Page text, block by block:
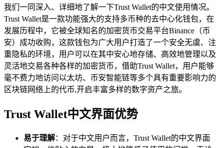
我们一同深入、详细地了解一下Trust Wallet的中文使用情况。
Trust Wallet是一款功能强大的支持多币种的去中心化钱包，在
发展历程中，它被全球知名的加密货币交易平台Binance（币
安）成功收购，这款钱包为广大用户打造了一个安全无虞、注
重隐私的环境，用户可以在其中安心地存储、高效地管理以及
灵活地交易各种各样的加密货币，借助Trust Wallet，用户能够
毫不费力地访问以太坊、币安智能链等多个具有重要影响力的
区块链网络上的代币,开启丰富多样的数字资产之旅。
Trust Wallet中文界面优势
易于理解：对于中文用户而言，Trust Wallet的中文界面